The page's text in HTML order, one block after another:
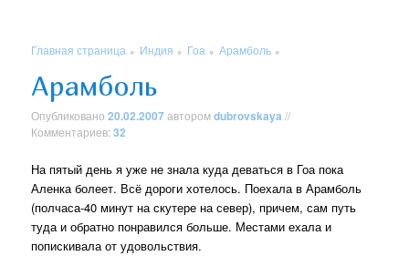
Главная страница » Индия » Гоа »Арамболь »
Арамболь
Опубликовано20.02.2007авторомdubrovskaya //
Комментариев:32
На пятый день я уже не знала куда деваться в Гоа пока
Аленка болеет. Всё дороги хотелось. Поехала в Арамболь
(полчаса-40 минут на скутере на север), причем, сам путь
туда и обратно понравился больше. Местами ехала и
попискивала от удовольствия.